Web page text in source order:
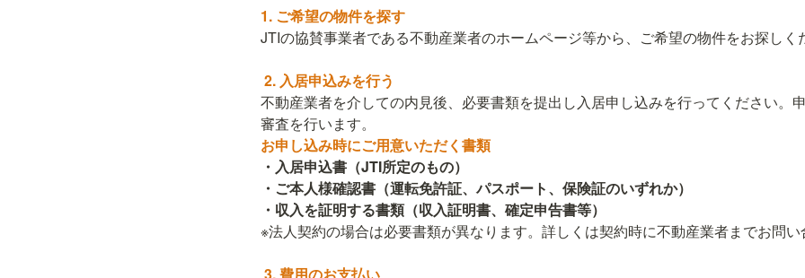
JTIの協賛事業者である不動産業者のホームページ等から、ご希望の物件をお探しく
不動産業者を介しての内見後、必要書類を提出し入居申し込みを行ってください。
・ 入居申込書（JTI所定のもの）
・ご本人様確認書（運転免許証、パスポート、保険証のいずれか）
※法人契約の場合は必要書類が異なります。詳しくは契約時に不動産業者までお問い